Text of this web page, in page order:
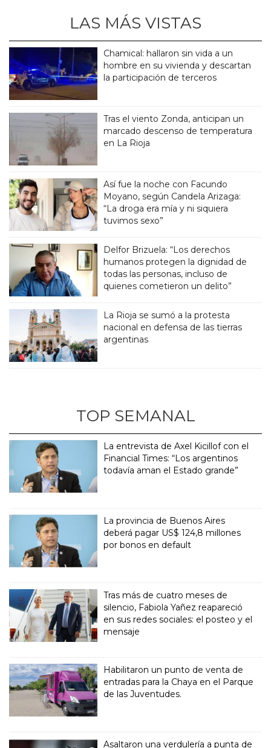
LAS MÁS VISTAS
Chamical: hallaron sin vida a un
hombre en su vivienda y descartan
la participación de terceros
Tras el viento Zonda, anticipan un
marcado descenso de temperatura
en La Rioja
Así fue la noche con Facundo
Moyano, según Candela Arizaga:
“La droga era mía y ni siquiera
tuvimos sexo”
Delfor Brizuela: “Los derechos
humanos protegen la dignidad de
todas las personas, incluso de
quienes cometieron un delito”
La Rioja se sumó a la protesta
nacional en defensa de las tierras
argentinas
TOP SEMANAL
La entrevista de Axel Kicillof con el
Financial Times: “Los argentinos
todavía aman el Estado grande”
La provincia de Buenos Aires
deberá pagar US$ 124,8 millones
por bonos en default
Tras más de cuatro meses de
silencio, Fabiola Yañez reapareció
en sus redes sociales: el posteo y el
mensaje
Habilitaron un punto de venta de
entradas para la Chaya en el Parque
de las Juventudes.
Asaltaron una verdulería a punta de